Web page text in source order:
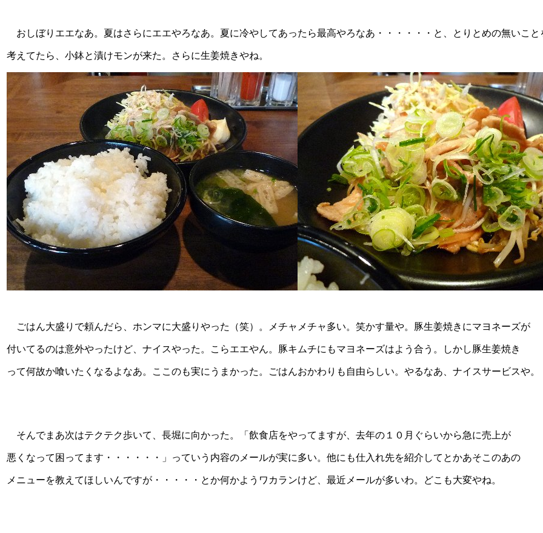
おしぼりエエなあ。夏はさらにエエやろなあ。夏に冷やしてあったら最高やろなあ・・・・・・と、とりとめの無いこと
考えてたら、小鉢と漬けモンが来た。さらに生姜焼きやね。
ごはん大盛りで頼んだら、ホンマに大盛りやった（笑）。メチャメチャ多い。笑かす量や。豚生姜焼きにマヨネーズが
付いてるのは意外やったけど、ナイスやった。こらエエやん。豚キムチにもマヨネーズはよう合う。しかし豚生姜焼き
って何故か喰いたくなるよなあ。ここのも実にうまかった。ごはんおかわりも自由らしい。やるなあ、ナイスサービスや。
そんでまあ次はテクテク歩いて、長堀に向かった。「飲食店をやってますが、去年の１０月ぐらいから急に売上が
悪くなって困ってます・・・・・・」っていう内容のメールが実に多い。他にも仕入れ先を紹介してとかあそこのあの
メニューを教えてほしいんですが・・・・・とか何かようワカランけど、最近メールが多いわ。どこも大変やね。